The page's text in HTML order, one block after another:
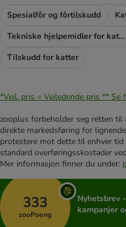
Spesialfôr og fôrtilskudd
Tekniske hjelpemidler for katter
Tilskudd for katter
*Veil. pris = Veiledende pris ** Se
zooplus forbeholder seg retten
direkte markedsføring for
protestere mot dette til enhver
standard overføringsskostader
Mer informasjon finner du under:
333
zooPoeng
Nyhetsbrev
kampanjer